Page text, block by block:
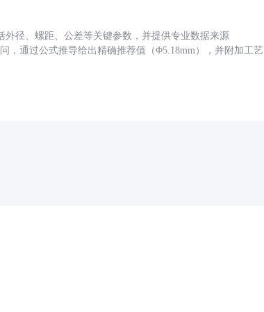
径、螺距、公差等关键参数，并提供专业数据来源
，通过公式推导给出精确推荐值（Φ5.18mm），并附加工艺